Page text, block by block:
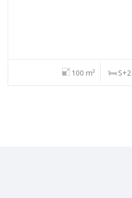
100 m² S+2